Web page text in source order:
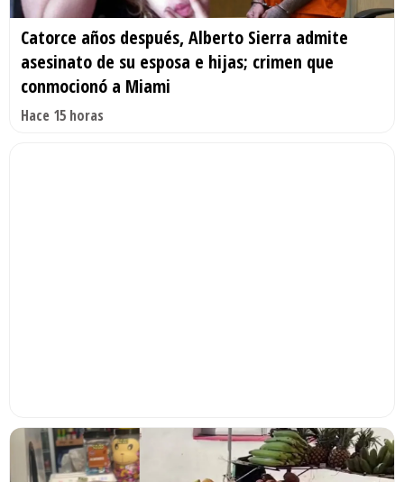
Catorce años después, Alberto Sierra admite
asesinato de su esposa e hijas; crimen que
conmocionó a Miami
Hace 15 horas